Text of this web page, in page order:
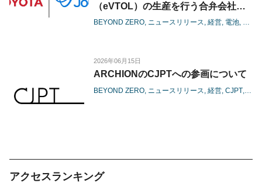
（eVTOL）の生産を行う合弁会社の
設立に着手
BEYOND ZERO ニュースリリース 経営 電池 カー
2026年06月15日
ARCHIONのCJPTへの参画について
BEYOND ZERO ニュースリリース 経営 CJPT カー
アクセスランキング